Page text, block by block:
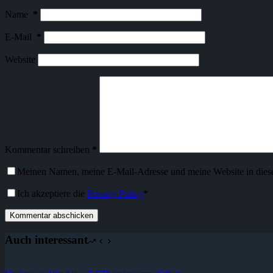
Name *
E-Mail *
Website
Kommentar schreiben *
Meinen Namen, meine E-Mail-Adresse und meine Website in
Ich akzeptiere die Privacy Policy*
Kommentar abschicken
Auch interessant